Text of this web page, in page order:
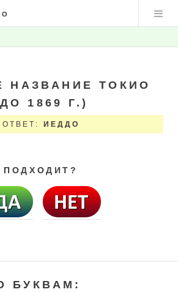
НАЗВАНИЕ ТОКИО
1869 Г.)
ОТВЕТ: ИЕДДО
ПОДХОДИТ?
БУКВАМ: